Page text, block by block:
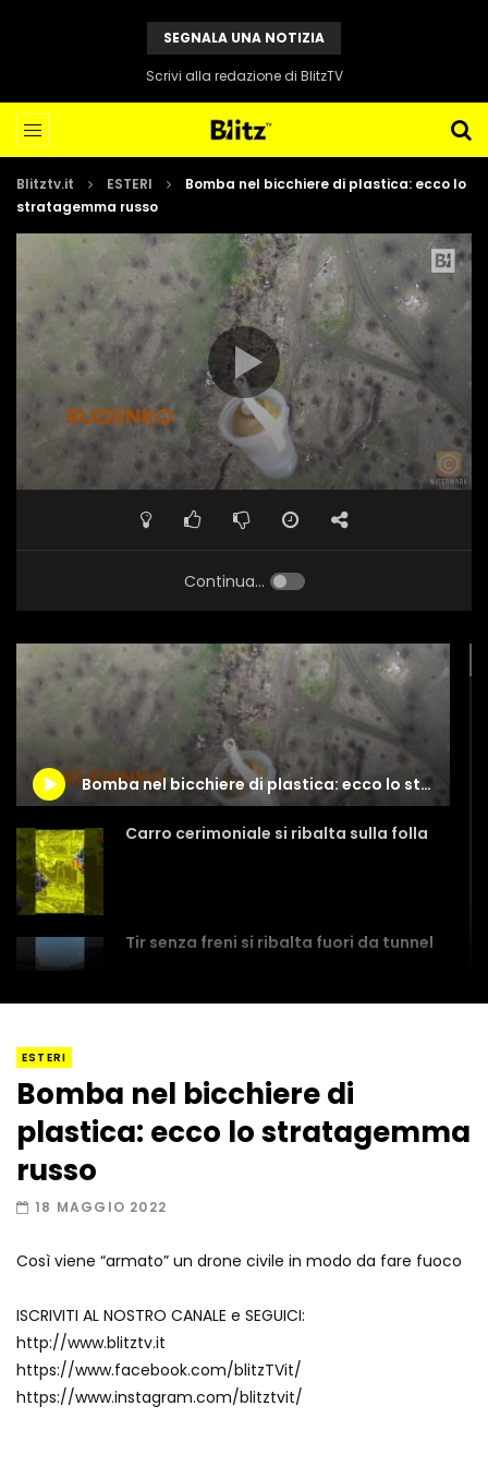
SEGNALA UNA NOTIZIA
Scrivi alla redazione di BlitzTV
Blitztv.it ESTERI
Bomba nel bicchiere di plastica: ecco lo
stratagemma russo
Continua...
Bomba nel bicchiere di plastica: ecco lo stratagemma russo
Carro cerimoniale si ribalta sulla folla
Tir senza freni si ribalta fuori da tunnel
Record di baci in 30 secondi
Due navi USA si scontrano in mare
ESTERI
Bomba nel bicchiere di
plastica: ecco lo stratagemma
russo
18 MAGGIO 2022
Così viene “armato” un drone civile in modo da fare fuoco
ISCRIVITI AL NOSTRO CANALE e SEGUICI:
http://www.blitztv.it
https://www.facebook.com/blitzTVit/
https://www.instagram.com/blitztvit/